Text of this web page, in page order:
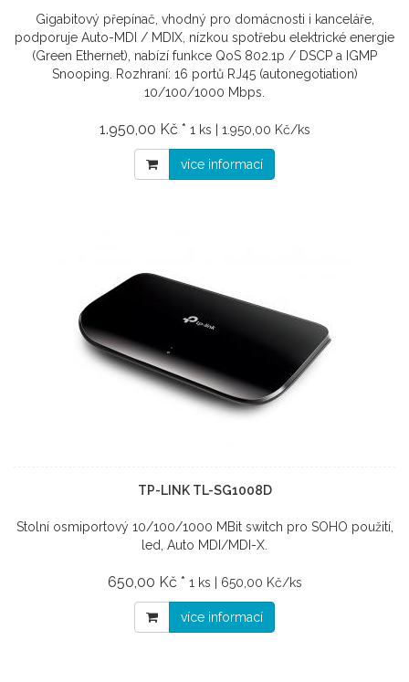
Gigabitový přepínač, vhodný pro domácnosti i kanceláře,
podporuje Auto-MDI / MDIX, nízkou spotřebu elektrické energie
(Green Ethernet), nabízí funkce QoS 802.1p / DSCP a IGMP
Snooping. Rozhraní: 16 portů RJ45 (autonegotiation)
10/100/1000 Mbps.
1.950,00 Kč * 1 ks | 1.950,00 Kč/ks
více informací
TP-LINK TL-SG1008D
Stolní osmiportový 10/100/1000 MBit switch pro SOHO použití,
led, Auto MDI/MDI-X.
650,00 Kč * 1 ks | 650,00 Kč/ks
více informací